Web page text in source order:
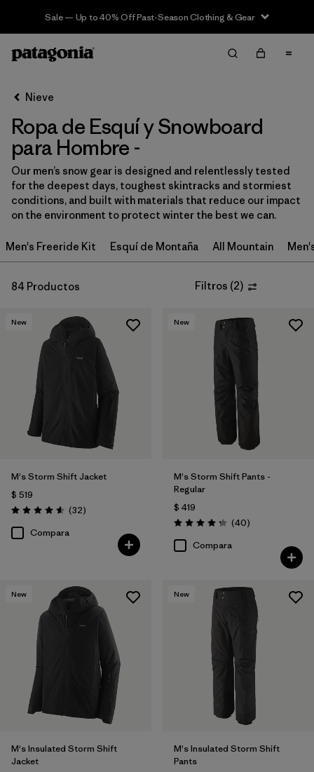
Sale — Up to 40% Off Past-Season Clothing & Gear
Filter & Sort Limpiar Todos
Ordenar Por
Filtrar por
Category
Filtrar por
Price
Filtrar por
Fit
Filtrar por
Materials & Fabric
Nieve
Ropa de Esquí y Snowboard
para Hombre -
Our men’s snow gear is designed and relentlessly tested
for the deepest days, toughest skintracks and stormiest
conditions, and built with materials that reduce our impact
on the environment to protect winter the best we can.
Men's Freeride Kit Esquí de Montaña All Mountain
84 Productos Filtros (2)
New
M's Storm Shift Jacket
$ 519
Valoración: 4.6 / 5
(32Comentarios
)
Compara
New
M's Storm Shift Pants -
Regular
$ 419
Valoración: 4.3 / 5
(40Comentarios
)
Compara
New
M's Insulated Storm Shift
Jacket
New
M's Insulated Storm Shift
Pants